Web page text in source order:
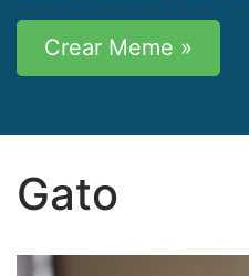
Crear Meme »
Gato